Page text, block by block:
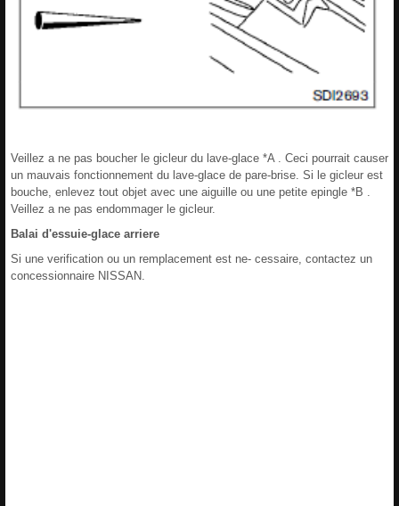
Veillez a ne pas boucher le gicleur du lave-glace *A . Ceci pourrait causer
un mauvais fonctionnement du lave-glace de pare-brise. Si le gicleur est
bouche, enlevez tout objet avec une aiguille ou une petite epingle *B .
Veillez a ne pas endommager le gicleur.
Balai d'essuie-glace arriere
Si une verification ou un remplacement est ne- cessaire, contactez un
concessionnaire NISSAN.